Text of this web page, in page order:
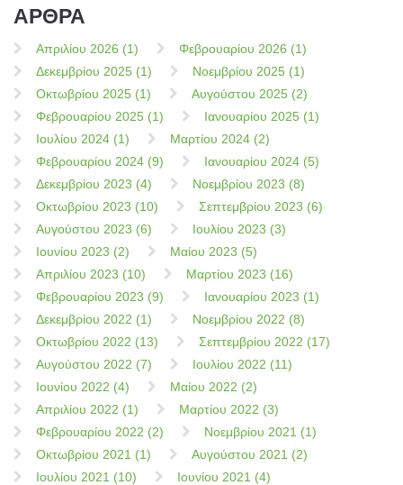
ΑΡΘΡΑ
Απριλίου 2026 (1)
Φεβρουαρίου 2026 (1)
Δεκεμβρίου 2025 (1)
Νοεμβρίου 2025 (1)
Οκτωβρίου 2025 (1)
Αυγούστου 2025 (2)
Φεβρουαρίου 2025 (1)
Ιανουαρίου 2025 (1)
Ιουλίου 2024 (1)
Μαρτίου 2024 (2)
Φεβρουαρίου 2024 (9)
Ιανουαρίου 2024 (5)
Δεκεμβρίου 2023 (4)
Νοεμβρίου 2023 (8)
Οκτωβρίου 2023 (10)
Σεπτεμβρίου 2023 (6)
Αυγούστου 2023 (6)
Ιουλίου 2023 (3)
Ιουνίου 2023 (2)
Μαίου 2023 (5)
Απριλίου 2023 (10)
Μαρτίου 2023 (16)
Φεβρουαρίου 2023 (9)
Ιανουαρίου 2023 (1)
Δεκεμβρίου 2022 (1)
Νοεμβρίου 2022 (8)
Οκτωβρίου 2022 (13)
Σεπτεμβρίου 2022 (17)
Αυγούστου 2022 (7)
Ιουλίου 2022 (11)
Ιουνίου 2022 (4)
Μαίου 2022 (2)
Απριλίου 2022 (1)
Μαρτίου 2022 (3)
Φεβρουαρίου 2022 (2)
Νοεμβρίου 2021 (1)
Οκτωβρίου 2021 (1)
Αυγούστου 2021 (2)
Ιουλίου 2021 (10)
Ιουνίου 2021 (4)